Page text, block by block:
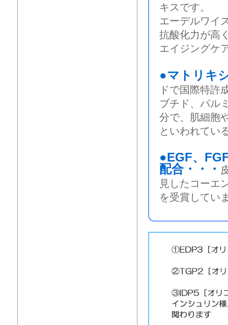
キスです。
エーデルワイ
抗酸化力が高
エイジングケ
●マトリキ
ドで国際特許
ブチド、パル
分で、肌細胞
といわれてい
●EGF、
配合・・・
見したコーエ
を受賞してい